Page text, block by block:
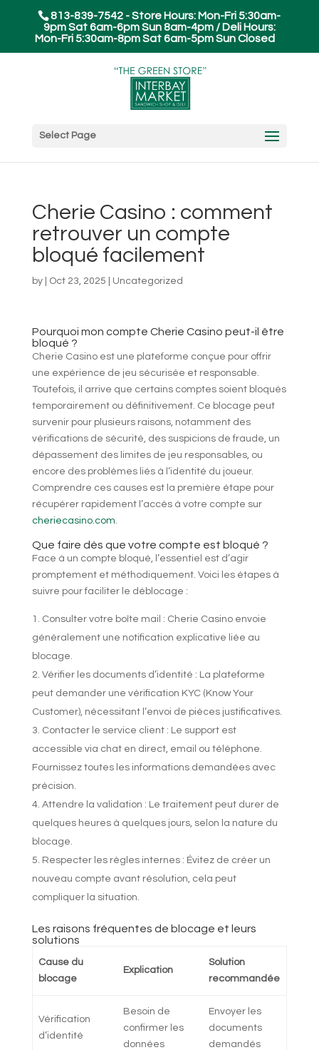
813-839-7542 - Store Hours: Mon-Fri 5:30am-
9pm Sat 6am-6pm Sun 8am-4pm / Deli Hours:
Mon-Fri 5:30am-8pm Sat 6am-5pm Sun Closed
Select Page
Cherie Casino : comment
retrouver un compte
bloqué facilement
by Oct 23, 2025 Uncategorized
Pourquoi mon compte Cherie Casino peut-il être
bloqué ?
Cherie Casino est une plateforme conçue pour offrir
une expérience de jeu sécurisée et responsable.
Toutefois, il arrive que certains comptes soient bloqués
temporairement ou définitivement. Ce blocage peut
survenir pour plusieurs raisons, notamment des
vérifications de sécurité, des suspicions de fraude, un
dépassement des limites de jeu responsables, ou
encore des problèmes liés à l’identité du joueur.
Comprendre ces causes est la première étape pour
récupérer rapidement l’accès à votre compte sur
cheriecasino.com.
Que faire dès que votre compte est bloqué ?
Face à un compte bloqué, l’essentiel est d’agir
promptement et méthodiquement. Voici les étapes à
suivre pour faciliter le déblocage :
Consulter votre boîte mail : Cherie Casino envoie
généralement une notification explicative liée au
blocage.
Vérifier les documents d’identité : La plateforme
peut demander une vérification KYC (Know Your
Customer), nécessitant l’envoi de pièces justificatives.
Contacter le service client : Le support est
accessible via chat en direct, email ou téléphone.
Fournissez toutes les informations demandées avec
précision.
Attendre la validation : Le traitement peut durer de
quelques heures à quelques jours, selon la nature du
blocage.
Respecter les règles internes : Évitez de créer un
nouveau compte avant résolution, cela peut
compliquer la situation.
Les raisons fréquentes de blocage et leurs
solutions
Cause du
blocage
Explication
Solution
recommandée
Vérification
d’identité
Besoin de
confirmer les
données
Envoyer les
documents
demandés